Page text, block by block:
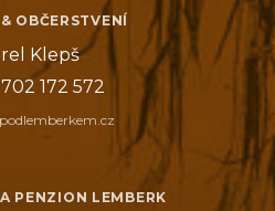
OBČERSTVENÍ
Klepš
172 572
PENZION LEMBERK